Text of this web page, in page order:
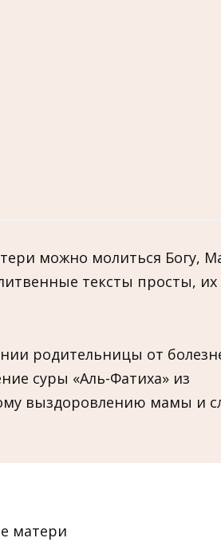
можно молиться Богу,
тексты просты,
родительницы от
суры «Аль-Фатиха» из
выздоровлению мамы и
матери